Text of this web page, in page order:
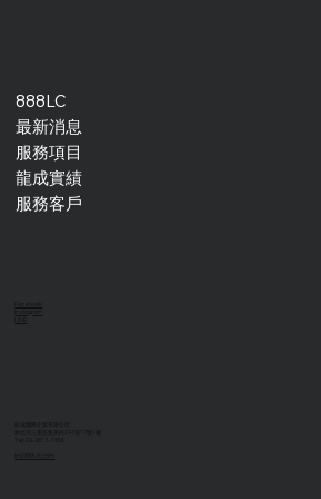
888LC
最新消息
服務項目
龍成實績
服務客戶